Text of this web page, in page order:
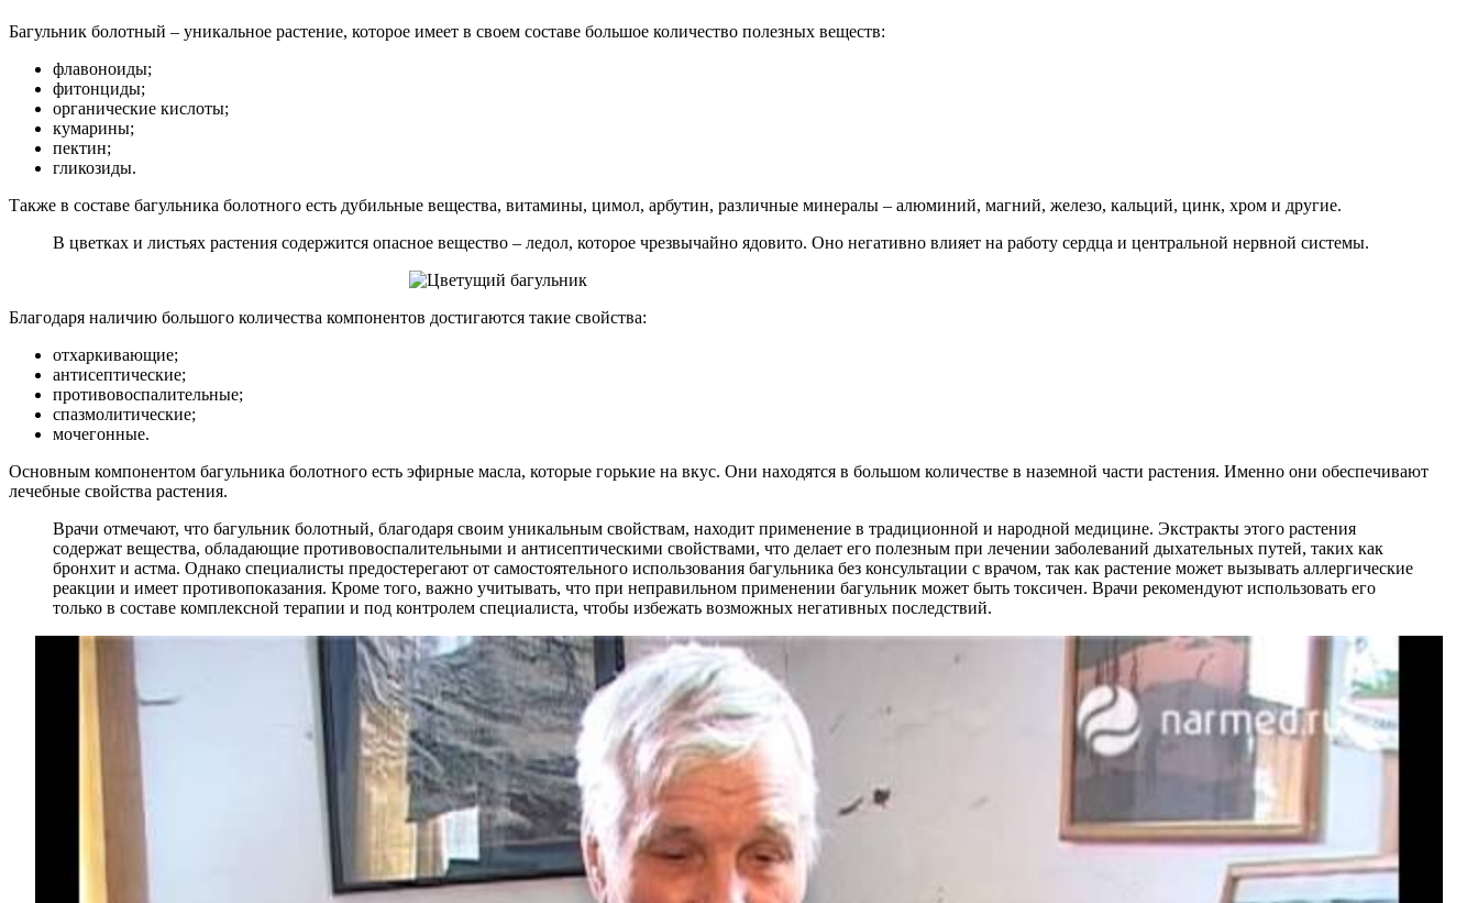
Багульник болотный – уникальное растение, которое имеет в своем составе большое количество полезных веществ:
флавоноиды;
фитонциды;
органические кислоты;
кумарины;
пектин;
гликозиды.
Также в составе багульника болотного есть дубильные вещества, витамины, цимол, арбутин, различные минералы – алюминий, магний, железо, кальций, цинк, хром и другие.
В цветках и листьях растения содержится опасное вещество – ледол, которое чрезвычайно ядовито. Оно негативно влияет на работу сердца и центральной нервной системы.
Благодаря наличию большого количества компонентов достигаются такие свойства:
отхаркивающие;
антисептические;
противовоспалительные;
спазмолитические;
мочегонные.
Основным компонентом багульника болотного есть эфирные масла, которые горькие на вкус. Они находятся в большом количестве в наземной части растения. Именно они обеспечивают
лечебные свойства растения.
Врачи отмечают, что багульник болотный, благодаря своим уникальным свойствам, находит применение в традиционной и народной медицине. Экстракты этого растения
содержат вещества, обладающие противовоспалительными и антисептическими свойствами, что делает его полезным при лечении заболеваний дыхательных путей, таких как
бронхит и астма. Однако специалисты предостерегают от самостоятельного использования багульника без консультации с врачом, так как растение может вызывать аллергические
реакции и имеет противопоказания. Кроме того, важно учитывать, что при неправильном применении багульник может быть токсичен. Врачи рекомендуют использовать его
только в составе комплексной терапии и под контролем специалиста, чтобы избежать возможных негативных последствий.